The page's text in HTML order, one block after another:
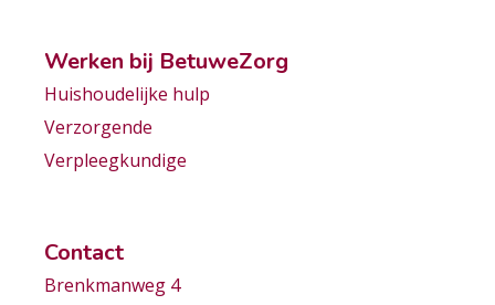
Werken bij BetuweZorg
Huishoudelijke hulp
Verzorgende
Verpleegkundige
Contact
Brenkmanweg 4